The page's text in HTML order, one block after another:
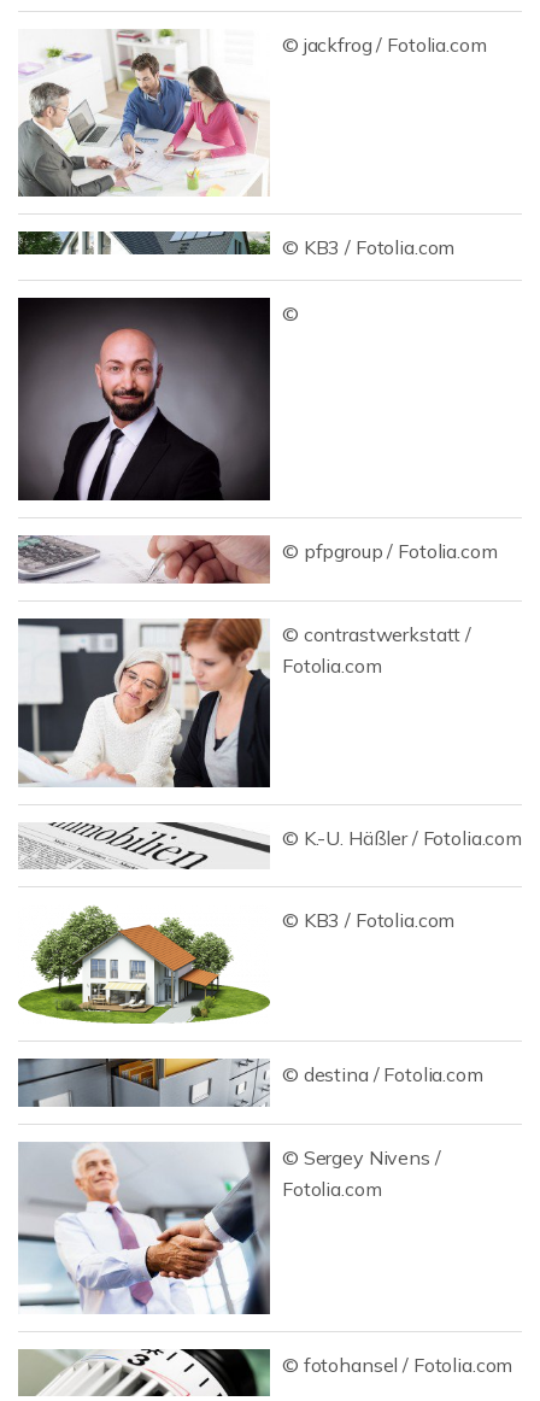
© jackfrog / Fotolia.com
© KB3 / Fotolia.com
©
© pfpgroup / Fotolia.com
© contrastwerkstatt /
Fotolia.com
© K.-U. Häßler / Fotolia.com
© KB3 / Fotolia.com
© destina / Fotolia.com
© Sergey Nivens /
Fotolia.com
© fotohansel / Fotolia.com